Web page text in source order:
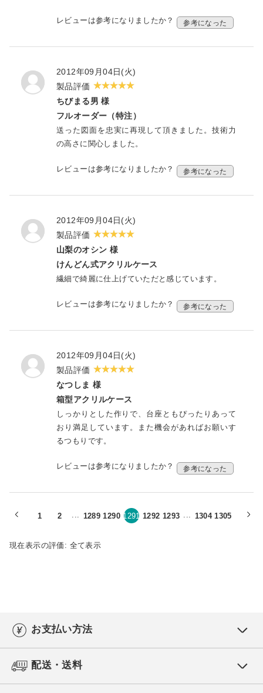
レビューは参考になりましたか？ 参考になった
2012年09月04日(火)
製品評価
ちびまる男 様
フルオーダー（特注）
送った図面を忠実に再現して頂きました。技術力
の高さに関心しました。
レビューは参考になりましたか？ 参考になった
2012年09月04日(火)
製品評価
山梨のオシン 様
けんどん式アクリルケース
繊細で綺麗に仕上げていただと感じています。
レビューは参考になりましたか？ 参考になった
2012年09月04日(火)
製品評価
なつしま 様
箱型アクリルケース
しっかりとした作りで、台座ともぴったりあって
おり満足しています。また機会があればお願いす
るつもりです。
レビューは参考になりましたか？ 参考になった
1 2 ... 1289 1290 1291 1292 1293 ... 1304 1305
現在表示の評価: 全て表示
お支払い方法
配送・送料